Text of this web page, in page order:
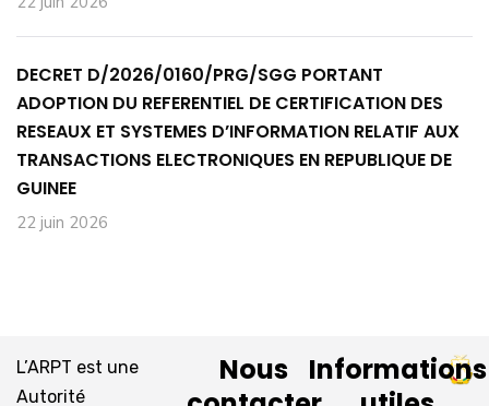
DECRET D/2026/0160/PRG/SGG PORTANT
ADOPTION DU REFERENTIEL DE CERTIFICATION DES
RESEAUX ET SYSTEMES D’INFORMATION RELATIF AUX
TRANSACTIONS ELECTRONIQUES EN REPUBLIQUE DE
GUINEE
22 juin 2026
L’ARPT est une
Autorité
Nous
Informations